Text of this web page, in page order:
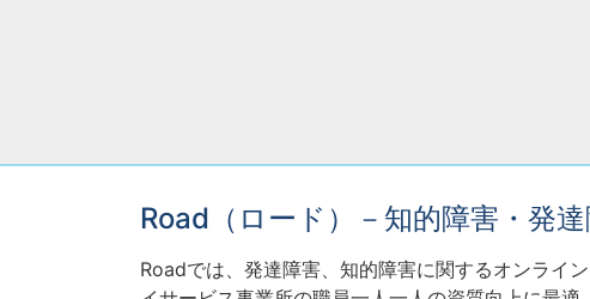
Road（ロード）－知的障害・発
Roadでは、発達障害、知的障害に関するオンライ